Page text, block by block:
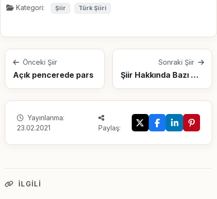
Kategori: Şiir Türk Şiiri
Önceki Şiir
Açık pencerede pars
Sonraki Şiir
Şiir Hakkında Bazı Mülahazalar
Yayınlanma:
23.02.2021
Paylaş:
İLGILI